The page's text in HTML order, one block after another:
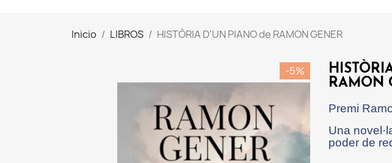
Inicio LIBROS HISTÒRIA D'UN PIANO de RAMON GENER
-5%
RAMON
Premi
Una
poder de